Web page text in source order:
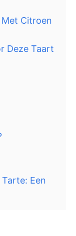
Citroen
Deze Taart
Een